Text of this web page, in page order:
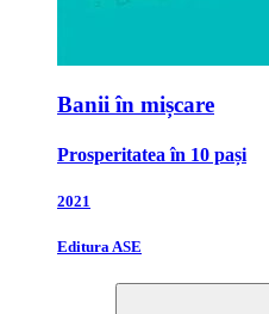
Banii în mișcare
Prosperitatea în 10 pași
2021
Editura ASE